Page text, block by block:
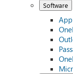
Software